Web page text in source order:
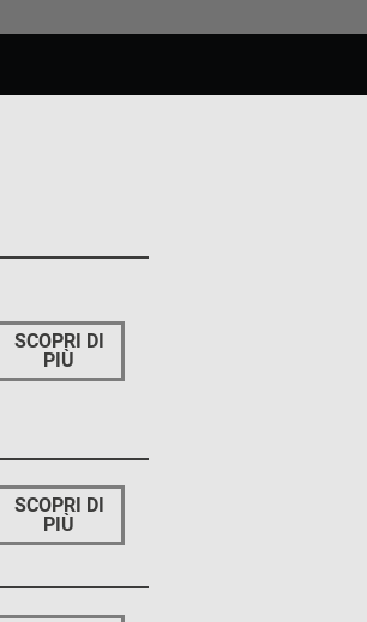
SCOPRI DI
PIÙ
SCOPRI DI
PIÙ